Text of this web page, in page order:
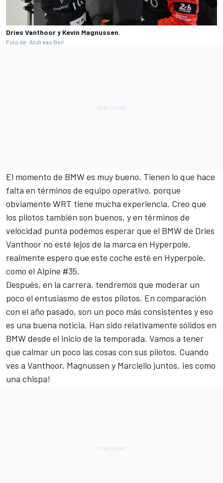
Dries Vanthoor y Kevin Magnussen.
Foto de: Andreas Beil
El momento de BMW es muy bueno. Tienen lo que hace
falta en términos de equipo operativo, porque
obviamente WRT tiene mucha experiencia. Creo que
los pilotos también son buenos, y en términos de
velocidad punta podemos esperar que el BMW de Dries
Vanthoor no esté lejos de la marca en Hyperpole,
realmente espero que este coche esté en Hyperpole,
como el Alpine #35.
Después, en la carrera, tendremos que moderar un
poco el entusiasmo de estos pilotos. En comparación
con el año pasado, son un poco más consistentes y eso
es una buena noticia. Han sido relativamente sólidos en
BMW desde el inicio de la temporada. Vamos a tener
que calmar un poco las cosas con sus pilotos. Cuando
ves a Vanthoor, Magnussen y Marciello juntos, ¡es como
una chispa!